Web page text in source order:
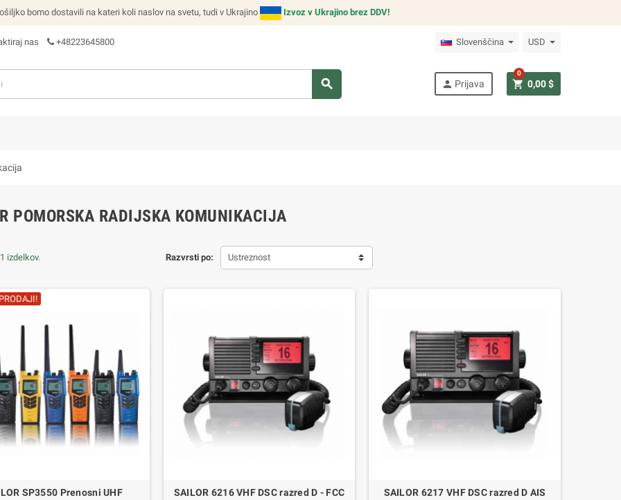
bomo dostavili na kateri koli naslov na svetu, tudi v Ukrajino Izvoz v Ukrajino brez DDV!
nas +48223645800 Slovenščina USD
search person Prijava shopping_cart 0,00 $
0
POMORSKA RADIJSKA KOMUNIKACIJA
Razvrsti po: Ustreznost
izdelkov.
SP3550 Prenosni UHF SAILOR 6216 VHF DSC razred D - FCC
SAILOR 6217 VHF DSC razred D AIS